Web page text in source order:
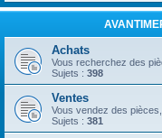
Achats
Vous recherchez des
Sujets : 398
Ventes
Vous vendez des
Sujets : 381